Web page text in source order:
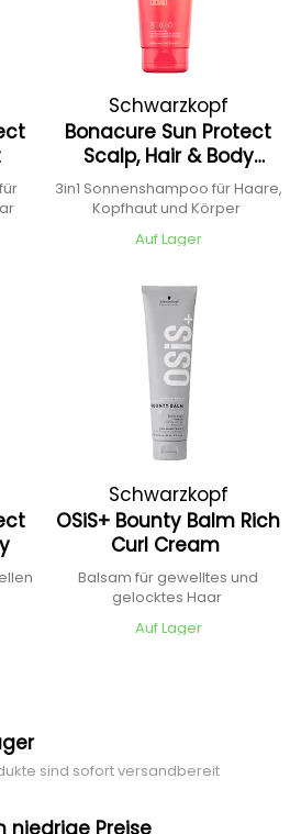
Schwarzkopf
Professional
Bonacure Sun Protect
Scalp, Hair & Body
Cleanse
3in1 Sonnenshampoo für Haare,
Kopfhaut und Körper
Auf Lager
Schwarzkopf
Professional
OSiS+ Bounty Balm Rich
Curl Cream
Balsam für gewelltes und
gelocktes Haar
Auf Lager
sind sofort versandbereit
niedrige Preise